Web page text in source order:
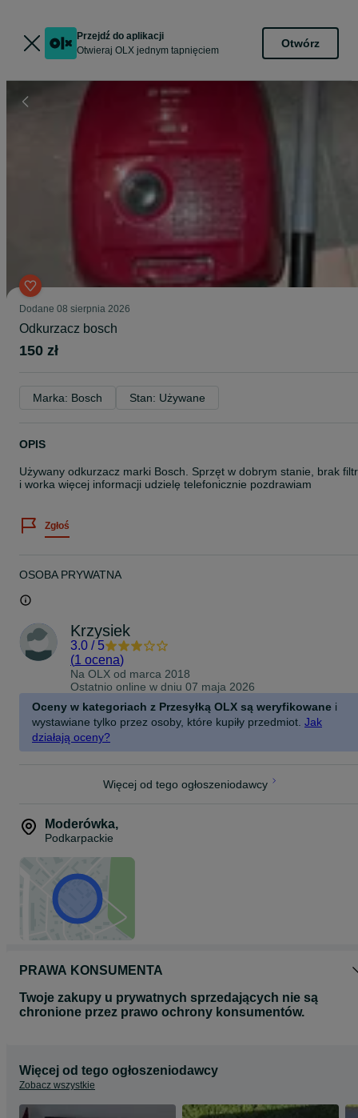
Przejdź do aplikacji
Otwieraj OLX jednym tapnięciem
Otwórz
Dodane 08 sierpnia 2026
Odkurzacz bosch
150 zł
Marka: Bosch Stan: Używane
OPIS
Używany odkurzacz marki Bosch. Sprzęt w dobrym stanie, brak
i worka więcej informacji udzielę telefonicznie pozdrawiam
Zgłoś
OSOBA PRYWATNA
Krzysiek
3.0 / 5
(1 ocena)
Na OLX od marca 2018
Ostatnio online w dniu 07 maja 2026
Oceny w kategoriach z Przesyłką OLX są weryfikowane i
wystawiane tylko przez osoby, które kupiły przedmiot. Jak
działają oceny?
Więcej od tego ogłoszeniodawcy
Moderówka,
Podkarpackie
PRAWA KONSUMENTA
Twoje zakupy u prywatnych sprzedających nie są
chronione przez prawo ochrony konsumentów.
Więcej od tego ogłoszeniodawcy
Zobacz wszystkie